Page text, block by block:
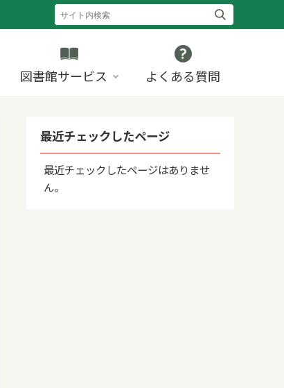
図書館サービス よくある質問
最近チェックしたページ
最近チェックしたページはありませ
ん。